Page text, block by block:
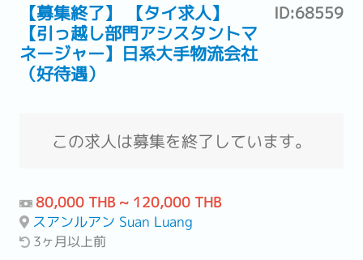
【募集終了】 【タイ求人】
【引っ越し部門アシスタントマ
ネージャー】日系大手物流会社
（好待遇）
ID:68559
この求人は募集を終了しています。
80,000 THB ~ 120,000 THB
スアンルアン Suan Luang
3ヶ月以上前